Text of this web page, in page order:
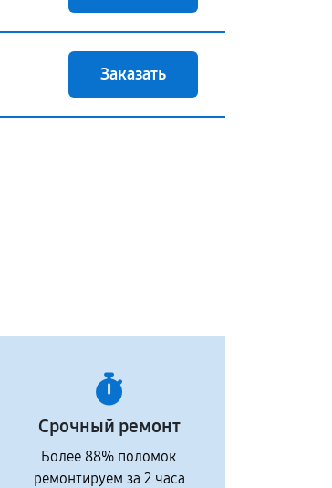
Заказать
Срочный ремонт
Более 88% поломок
ремонтируем за 2 часа